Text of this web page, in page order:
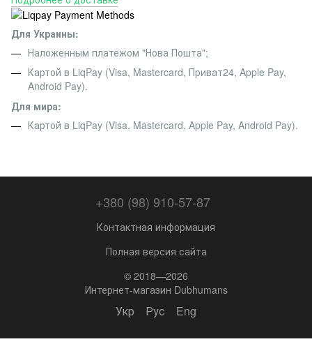
Для Украины:
Наложенным платежом "Нова Пошта";
Картой в LiqPay (Visa, Mastercard, Приват24, Apple Pay,
Android Pay).
Для мира:
Картой в LiqPay (Visa, Mastercard, Apple Pay, Android Pay).
+380 (98) 910-57-87
Контактная информация
Полная версия сайта
© 2018—2026
Интернет-магазин Dubhumans
Укр Рус Eng